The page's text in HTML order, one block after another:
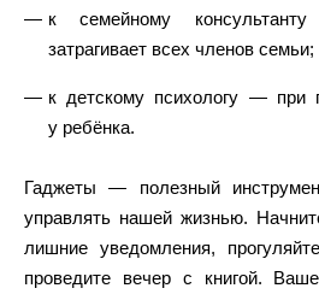
к семейному
затрагивает всех членов семьи;
к детскому психологу — при
у ребёнка.
Гаджеты — полезный
управлять нашей жизнью.
лишние уведомления,
проведите вечер с книгой.